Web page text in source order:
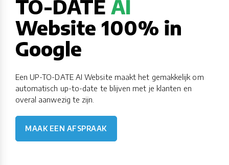
TO-DATE AI
Website 100% in
Google
Een UP-TO-DATE AI Website maakt het gemakkelijk om
automatisch up-to-date te blijven met je klanten en
overal aanwezig te zijn.
MAAK EEN AFSPRAAK